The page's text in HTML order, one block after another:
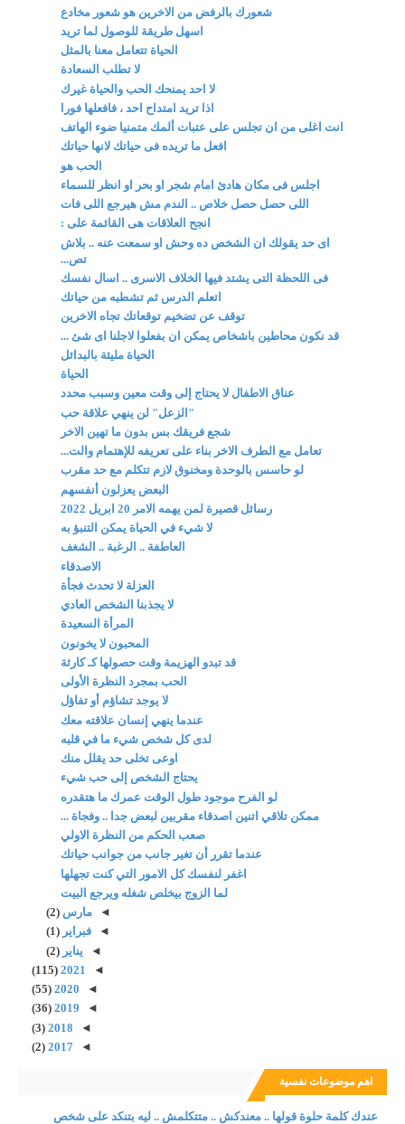
شعورك بالرفض من الاخرين هو شعور مخادع
اسهل طريقة للوصول لما تريد
الحياة تتعامل معنا بالمثل
لا تطلب السعادة
لا احد يمنحك الحب والحياة غيرك
اذا تريد امتداح احد ، فافعلها فورا
انت اغلى من ان تجلس على عتبات ألمك متمنيا ضوء الهاتف
افعل ما تريده فى حياتك لانها حياتك
الحب هو
اجلس فى مكان هادئ امام شجر او بحر او انظر للسماء
اللى حصل حصل خلاص .. الندم مش هيرجع اللى فات
انجح العلاقات هى القائمة على :
اى حد يقولك ان الشخص ده وحش او سمعت عنه .. بلاش
تص...
فى اللحظة التى يشتد فيها الخلاف الاسرى .. اسال نفسك
اتعلم الدرس ثم تشطبه من حياتك
توقف عن تضخيم توقعاتك تجاه الاخرين
قد نكون محاطين باشخاص يمكن ان بفعلوا لاجلنا اى شئ ...
الحياة مليئة بالبدائل
الحياة
عناق الاطفال لا يحتاج إلى وقت معين وسبب محدد
"الزعل" لن ينهي علاقة حب
شجع فريقك بس بدون ما تهين الاخر
تعامل مع الطرف الاخر بناء على تعريفه للإهتمام والت...
لو حاسس بالوحدة ومخنوق لازم تتكلم مع حد مقرب
البعض يعزلون أنفسهم
رسائل قصيرة لمن يهمه الامر 20 ابريل 2022
لا شيء في الحياة يمكن التنبؤ به
العاطفة .. الرغبة .. الشغف
الاصدقاء
العزلة لا تحدث فجأة
لا يجذبنا الشخص العادي
المرأة السعيدة
المحبون لا يخونون
قد تبدو الهزيمة وقت حصولها كـ كارثة
الحب بمجرد النظرة الأولى
لا يوجد تشاؤم أو تفاؤل
عندما ينهي إنسان علاقته معك
لدى كل شخص شيء ما في قلبه
اوعى تخلى حد يقلل منك
يحتاج الشخص إلى حب شيء
لو الفرح موجود طول الوقت عمرك ما هتقدره
ممكن تلاقي اتنين اصدقاء مقربين لبعض جدا .. وفجاة ...
صعب الحكم من النظرة الاولي
عندما تقرر أن تغير جانب من جوانب حياتك
اغفر لنفسك كل الامور التي كنت تجهلها
لما الزوج بيخلص شغله ويرجع البيت
◄مارس(2)
◄فبراير(1)
◄ يناير(2)
◄
2021
(115)
◄
2020
(55)
◄
2019
(36)
◄
2018
(3)
◄
2017
(2)
اهم موضوعات نفسية
عندك كلمة حلوة قولها .. معندكش .. متتكلمش .. ليه بتنكد على شخص